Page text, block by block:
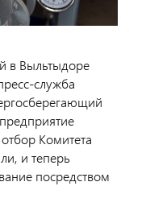
в Выльтыдоре
служба
Комитета
и теперь
посредством